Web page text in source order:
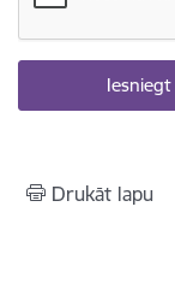
Drukāt lapu